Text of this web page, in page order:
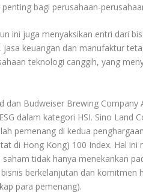
bagi perusahaan-
ini juga menyaksikan entri dari
jasa keuangan dan manufaktur
teknologi canggih, yang
dan Budweiser Brewing
dalam kategori HSI. Sino Land
pemenang di kedua
di Hong Kong) 100 Index. Hal
tidak hanya menekankan
berkelanjutan dan komitmen
para pemenang).